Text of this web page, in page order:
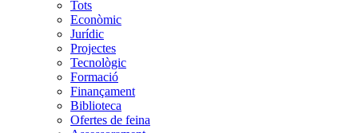
Tots
Econòmic
Jurídic
Projectes
Tecnològic
Formació
Finançament
Biblioteca
Ofertes de feina